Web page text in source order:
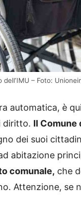
– Foto:
automatica, è
diritto. Il Comune
dei suoi
abitazione
comunale, che
Attenzione, se